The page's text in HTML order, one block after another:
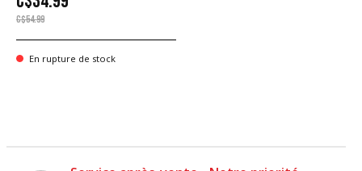
C$54.99
En rupture de stock